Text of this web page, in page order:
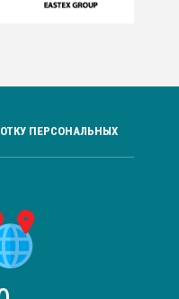
ПЕРСОНАЛЬНЫХ